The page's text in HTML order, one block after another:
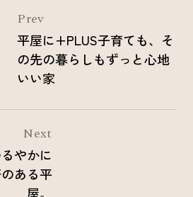
Prev
平屋に+PLUS子育ても、そ
の先の暮らしもずっと心地
いい家
Next
やかに
ある平
屋。